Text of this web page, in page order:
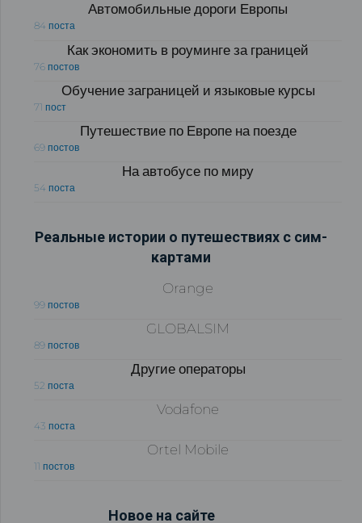
Автомобильные дороги Европы
84 поста
Как экономить в роуминге за границей
76 постов
Обучение заграницей и языковые курсы
71 пост
Путешествие по Европе на поезде
69 постов
На автобусе по миру
54 поста
Реальные истории о путешествиях с сим-
картами
Orange
99 постов
GLOBALSIM
89 постов
Другие операторы
52 поста
Vodafone
43 поста
Ortel Mobile
11 постов
Новое на сайте